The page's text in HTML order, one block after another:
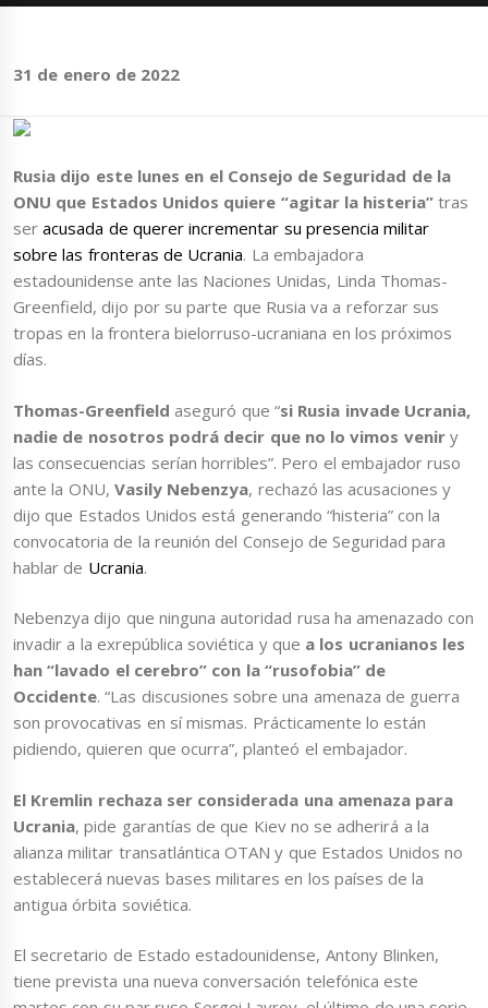
31 de enero de 2022
Rusia dijo este lunes en el Consejo de Seguridad de la
ONU que Estados Unidos quiere “agitar la histeria” tras
seracusada de querer incrementar su presencia militar
sobre las fronteras de Ucrania. La embajadora
estadounidense ante las Naciones Unidas, Linda Thomas-
Greenfield, dijo por su parte que Rusia va a reforzar sus
tropas en la frontera bielorruso-ucraniana en los próximos
días.
Thomas-Greenfield aseguró que “si Rusia invade Ucrania,
nadie de nosotros podrá decir que no lo vimos venir y
las consecuencias serían horribles”. Pero el embajador ruso
ante la ONU, Vasily Nebenzya, rechazó las acusaciones y
dijo que Estados Unidos está generando “histeria” con la
convocatoria de la reunión del Consejo de Seguridad para
hablar de Ucrania.
Nebenzya dijo que ninguna autoridad rusa ha amenazado con
invadir a la exrepública soviética y que a los ucranianos les
han “lavado el cerebro” con la “rusofobia” de
Occidente. “Las discusiones sobre una amenaza de guerra
son provocativas en sí mismas. Prácticamente lo están
pidiendo, quieren que ocurra”, planteó el embajador.
El Kremlin rechaza ser considerada una amenaza para
Ucrania, pide garantías de que Kiev no se adherirá a la
alianza militar transatlántica OTAN y que Estados Unidos no
establecerá nuevas bases militares en los países de la
antigua órbita soviética.
El secretario de Estado estadounidense, Antony Blinken,
tiene prevista una nueva conversación telefónica este